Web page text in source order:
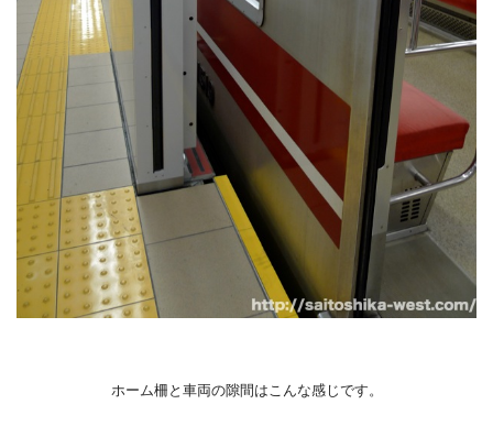
ホーム柵と車両の隙間はこんな感じです。